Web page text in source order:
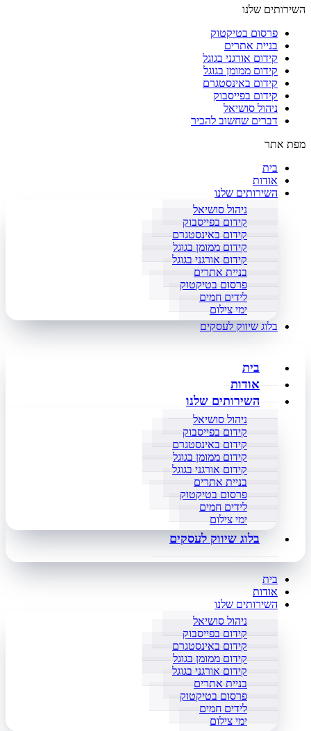
השירותים שלנו
פרסום בטיקטוק
בניית אתרים
קידום אורגני בגוגל
קידום ממומן בגוגל
קידום באינסטגרם
קידום בפייסבוק
ניהול סושיאל
דברים שחשוב להכיר
מפת אתר
בית
אודות
השירותים שלנו
ניהול סושיאל
קידום בפייסבוק
קידום באינסטגרם
קידום ממומן בגוגל
קידום אורגני בגוגל
בניית אתרים
פרסום בטיקטוק
לידים חמים
ימי צילום
בלוג שיווק לעסקים
בית
אודות
השירותים שלנו
ניהול סושיאל
קידום בפייסבוק
קידום באינסטגרם
קידום ממומן בגוגל
קידום אורגני בגוגל
בניית אתרים
פרסום בטיקטוק
לידים חמים
ימי צילום
בלוג שיווק לעסקים
בית
אודות
השירותים שלנו
ניהול סושיאל
קידום בפייסבוק
קידום באינסטגרם
קידום ממומן בגוגל
קידום אורגני בגוגל
בניית אתרים
פרסום בטיקטוק
לידים חמים
ימי צילום